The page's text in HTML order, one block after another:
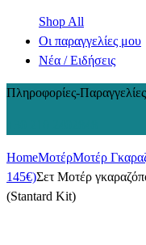
Shop All
Οι παραγγελίες μου
Νέα / Ειδήσεις
Πληροφορίες-Παραγγελίες
HomeΜοτέρΜοτέρ
145€)Σετ Μοτέρ
(Stantard Kit)